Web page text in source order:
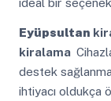
ideal bir
Eyüpsultan
kiralama
destek
ihtiyacı oldukça